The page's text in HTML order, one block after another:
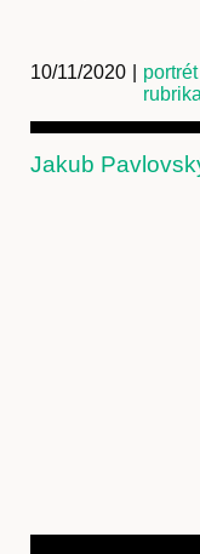
10/11/2020
Jakub